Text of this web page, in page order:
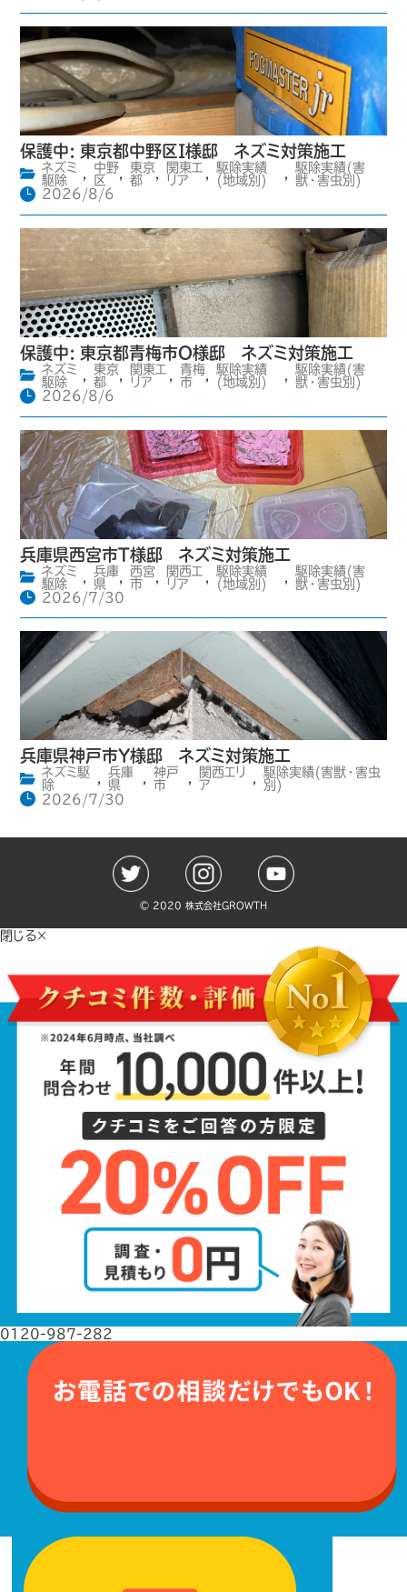
保護中: 東京都中野区I様邸 ネズミ対策施工
ネズミ
駆除
,
中野
区
,
東京
都
,
関東エ
リア
,
駆除実績
(地域別)
,
駆除実績(害
獣・害虫別)
2026/8/6
保護中: 東京都青梅市O様邸 ネズミ対策施工
ネズミ
駆除
東京
都
関東エ
リア
青梅
市
駆除実績
(地域別)
駆除実績(害
獣・害虫別)
2026/8/6
兵庫県西宮市T様邸 ネズミ対策施工
ネズミ
駆除
兵庫
県
,
西宮
市
関西エ
リア
駆除実績
(地域別)
駆除実績(害
獣・害虫別)
2026/7/30
兵庫県神戸市Y様邸 ネズミ対策施工
ネズミ駆
除
,
兵庫
県
,
神戸
市
,
関西エリ
ア
,
駆除実績(害獣・害虫
別)
2026/7/30
©️ 2020 株式会社GROWTH
閉じる×
0120-987-282